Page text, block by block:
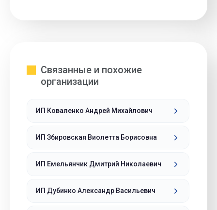
Связанные и похожие
организации
ИП Коваленко Андрей Михайлович
ИП Збировская Виолетта Борисовна
ИП Емельянчик Дмитрий Николаевич
ИП Дубинко Александр Васильевич